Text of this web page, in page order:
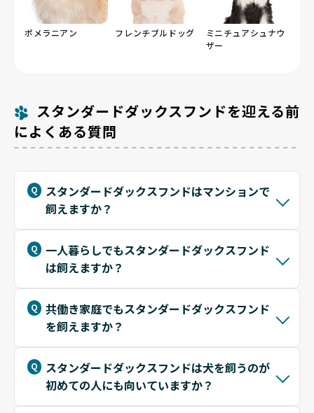
ポメラニアン フレンチブルドッグ
ミニチュアシュナウ
ザー
スタンダードダックスフンドを迎える前
によくある質問
スタンダードダックスフンドはマンションで
飼えますか？
一人暮らしでもスタンダードダックスフンド
は飼えますか？
共働き家庭でもスタンダードダックスフンド
を飼えますか？
スタンダードダックスフンドは犬を飼うのが
初めての人にも向いていますか？